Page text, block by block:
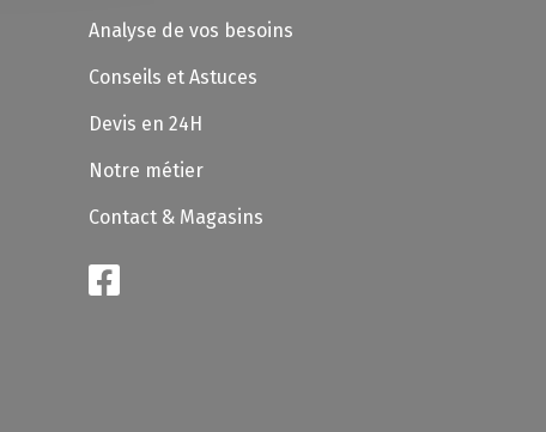
Analyse de vos besoins
Conseils et Astuces
Devis en 24H
Notre métier
Contact & Magasins